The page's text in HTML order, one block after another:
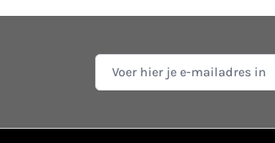
E-mail adres